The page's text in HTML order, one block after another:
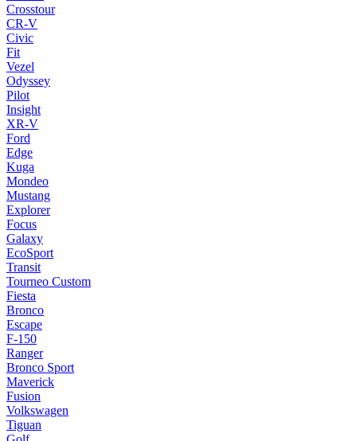
Crosstour
CR-V
Civic
Fit
Vezel
Odyssey
Pilot
Insight
XR-V
Ford
Edge
Kuga
Mondeo
Mustang
Explorer
Focus
Galaxy
EcoSport
Transit
Tourneo Custom
Fiesta
Bronco
Escape
F-150
Ranger
Bronco Sport
Maverick
Fusion
Volkswagen
Tiguan